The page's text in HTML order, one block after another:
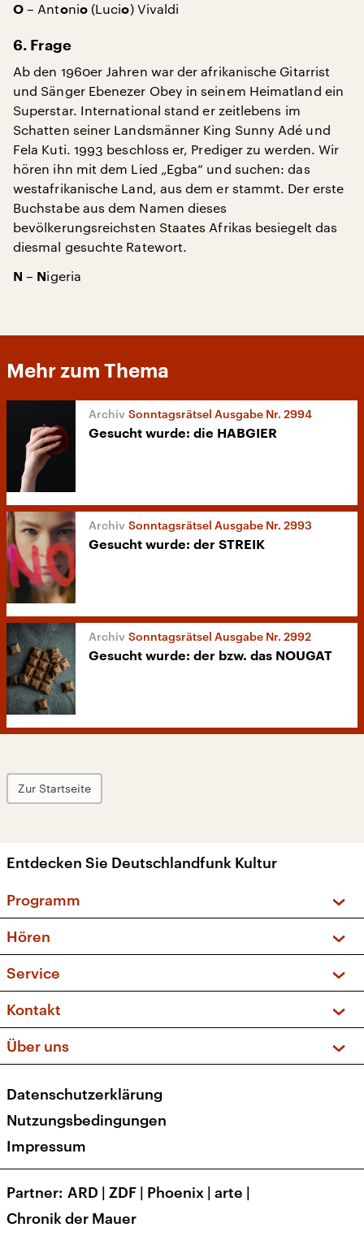
O – Antonio(Lucio) Vivaldi
6. Frage
Ab den 1960er Jahren war der afrikanische Gitarrist
und Sänger Ebenezer Obey in seinem Heimatland ein
Superstar. International stand er zeitlebens im
Schatten seiner Landsmänner King Sunny Adé und
Fela Kuti. 1993 beschloss er, Prediger zu werden. Wir
hören ihn mit dem Lied „Egba“ und suchen: das
westafrikanische Land, aus dem er stammt. Der erste
Buchstabe aus dem Namen dieses
bevölkerungsreichsten Staates Afrikas besiegelt das
diesmal gesuchte Ratewort.
N– N igeria
Mehr zum Thema
Sonntagsrätsel Ausgabe Nr. 2994
Gesucht wurde: die HABGIER
Sonntagsrätsel Ausgabe Nr. 2993
Gesucht wurde: der STREIK
Sonntagsrätsel Ausgabe Nr. 2992
Gesucht wurde: der bzw. das NOUGAT
Zur Startseite
Entdecken Sie Deutschlandfunk Kultur
Programm
Sendungen und Podcasts
Musikliste
Kakadu – Das Kinderprogramm
Hören
Frequenzen (UKW + DAB+)
Service
FAQ
Apps
Newsletter
Veranstaltungen
Kontakt
Social Media
Über uns
Presse
Karriere
Transparenz
Datenschutzerklärung
Nutzungsbedingungen
Impressum
Partner ARD | ZDF | Phoenix | arte |
Chronik der Mauer